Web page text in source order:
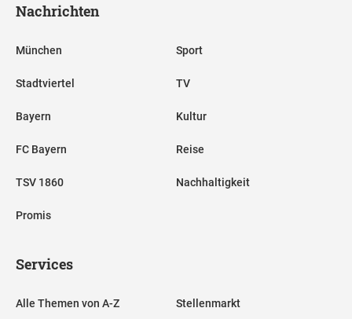
Nachrichten
München
Stadtviertel
Bayern
FC Bayern
TSV 1860
Promis
Sport
TV
Kultur
Reise
Nachhaltigkeit
Services
Alle Themen von A-Z Stellenmarkt